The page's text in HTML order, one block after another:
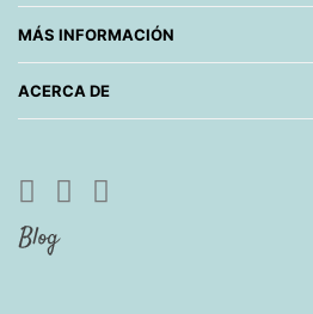
MÁS INFORMACIÓN
ACERCA DE